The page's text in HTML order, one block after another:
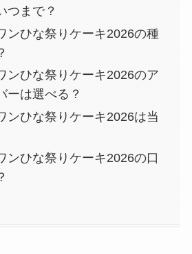
つまで？
ンひな祭りケーキ2026の種
ンひな祭りケーキ2026のア
ーは選べる？
ンひな祭りケーキ2026は当
ンひな祭りケーキ2026の口